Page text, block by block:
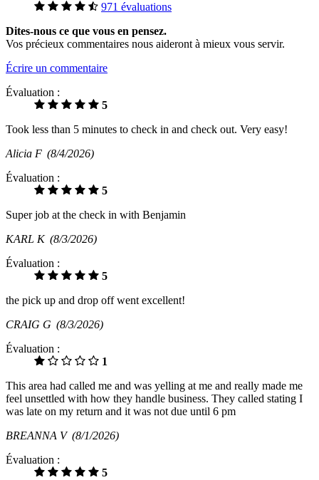
971 évaluations
Dites-nous ce que vous en pensez.
Vos précieux commentaires nous aideront à mieux vous servir.
Écrire un commentaire
Évaluation :
5
Took less than 5 minutes to check in and check out. Very easy!
Alicia F (8/4/2026)
Évaluation :
5
Super job at the check in with Benjamin
KARL K (8/3/2026)
Évaluation :
5
the pick up and drop off went excellent!
CRAIG G (8/3/2026)
Évaluation :
1
This area had called me and was yelling at me and really made me
feel unsettled with how they handle business. They called stating I
was late on my return and it was not due until 6 pm
BREANNA V (8/1/2026)
Évaluation :
5